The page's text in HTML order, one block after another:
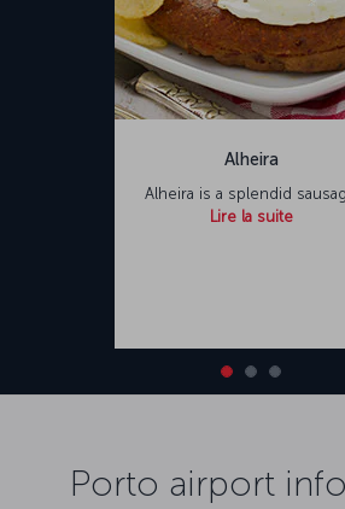
Alheira
Alheira is a splendid
Lire la suite
Porto airport